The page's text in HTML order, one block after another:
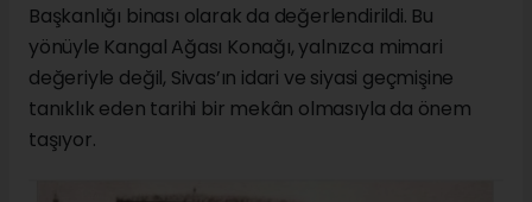
Başkanlığı binası olarak da değerlendirildi. Bu
yönüyle Kangal Ağası Konağı, yalnızca mimari
değeriyle değil, Sivas’ın idari ve siyasi geçmişine
tanıklık eden tarihi bir mekân olmasıyla da önem
taşıyor.